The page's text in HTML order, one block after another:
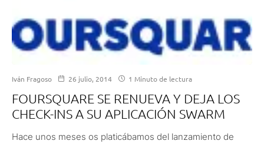
Iván Fragoso 26 julio, 2014 1 Minuto de lectura
FOURSQUARE SE RENUEVA Y DEJA LOS
CHECK-INS A SU APLICACIÓN SWARM
Hace unos meses os platicábamos del lanzamiento de